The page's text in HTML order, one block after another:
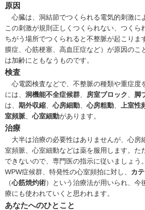
原因
心臓は、洞結節でつくられる電気的刺激に
この刺激が規則正しくつくられない、つくら
ちがう場所でつくられると不整脈が起こりま
膜症
心筋梗塞 高血圧症など）が原因のこ
は加齢にともなうものです。
検査
心電図検査などで、不整脈の種類や重症度
には、 洞機能不全症候群 房室ブロック 脚
は、 期外収縮 心房細動 心房粗動 上室性
室頻脈
心室細動があります。
治療
大半は治療の必要性はありませんが、心房
室頻脈、心室細動などは薬を服用します。た
できないので、専門医の指示に従いましょう
WPW症候群、特発性の心室頻拍に対し、 カ
（心筋焼灼術）という治療法が用いられ、今
療にも使われていくと思われます。
あなたへのひとこと